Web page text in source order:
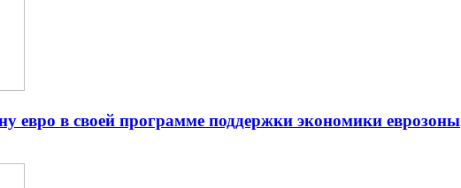
евро в своей программе поддержки экономики еврозоны